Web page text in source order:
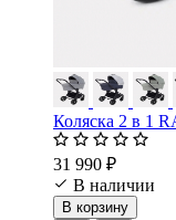
Коляска 2 в 1
31 990 ₽
В наличии
В корзину